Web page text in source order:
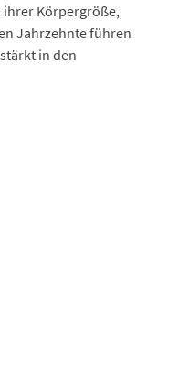
ihrer Körpergröße,
Jahrzehnte führen
in den